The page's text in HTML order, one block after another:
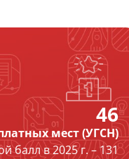
46
мест (УГСН)
балл в 2025 г. – 131